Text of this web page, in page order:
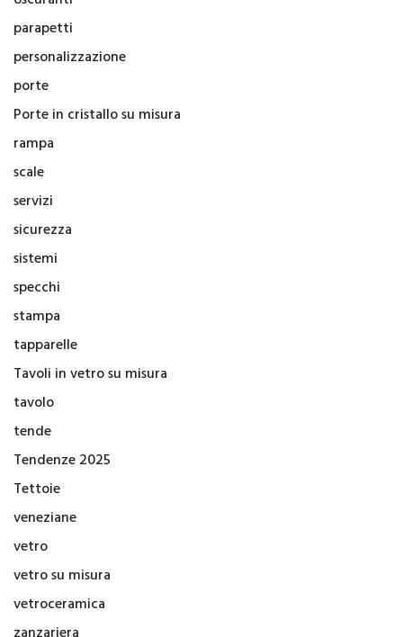
parapetti
personalizzazione
porte
Porte in cristallo su misura
rampa
scale
servizi
sicurezza
sistemi
specchi
stampa
tapparelle
Tavoli in vetro su misura
tavolo
tende
Tendenze 2025
Tettoie
veneziane
vetro
vetro su misura
vetroceramica